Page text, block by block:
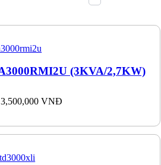
(3KVA/2,7KW)
3,500,000VNĐ